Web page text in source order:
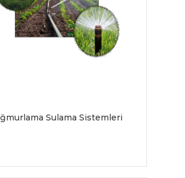
Sulama Sistemleri